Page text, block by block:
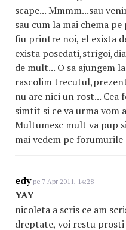
scape... Mmmm...sau
sau cum la mai chema
fiu printre noi, el exista
exista
de mult... O sa ajungem
rascolim
nu are nici un rost...
simtit si ce va urma vom
Multumesc mult va pup
mai vedem pe
edype 7 Apr 2011, 14:28
YAY
nicoleta a scris ce am
dreptate, voi restu prosti